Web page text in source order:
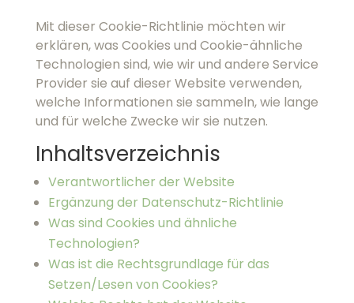
Mit dieser Cookie-Richtlinie möchten wir
erklären, was Cookies und Cookie-ähnliche
Technologien sind, wie wir und andere Service
Provider sie auf dieser Website verwenden,
welche Informationen sie sammeln, wie lange
und für welche Zwecke wir sie nutzen.
Inhaltsverzeichnis
Verantwortlicher der Website
Ergänzung der Datenschutz-Richtlinie
Was sind Cookies und ähnliche
Technologien?
Was ist die Rechtsgrundlage für das
Setzen/Lesen von Cookies?